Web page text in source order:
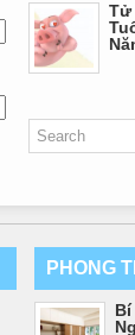
Tử
PHONG